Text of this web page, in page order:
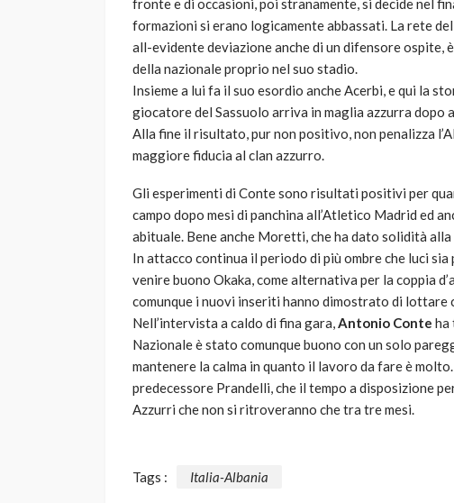
fronte e di occasioni, poi stranamente, si decide nel
formazioni si erano logicamente abbassati. La rete
all-evidente deviazione anche di un difensore ospite,
della nazionale proprio nel suo stadio.
Insieme a lui fa il suo esordio anche Acerbi, e qui la
giocatore del Sassuolo arriva in maglia azzurra dopo
Alla fine il risultato, pur non positivo, non penalizza
maggiore fiducia al clan azzurro.
Gli esperimenti di Conte sono risultati positivi per
campo dopo mesi di panchina all’Atletico Madrid ed
abituale. Bene anche Moretti, che ha dato solidità
In attacco continua il periodo di più ombre che luci
venire buono Okaka, come alternativa per la coppia
comunque i nuovi inseriti hanno dimostrato di lottare
Nell’intervista a caldo di fina gara,Antonio Conte ha
Nazionale è stato comunque buono con un solo
mantenere la calma in quanto il lavoro da fare è
predecessore Prandelli, che il tempo a disposizione
Azzurri che non si ritroveranno che tra tre mesi.
Tags : Italia-Albania